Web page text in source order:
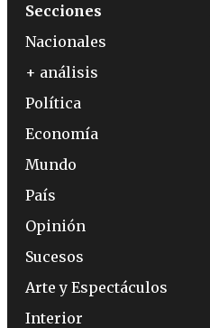
Secciones
Nacionales
+ análisis
Política
Economía
Mundo
País
Opinión
Sucesos
Arte y Espectáculos
Interior